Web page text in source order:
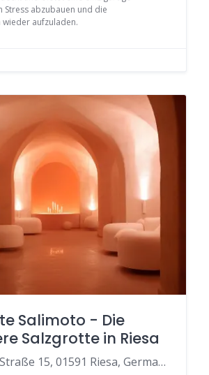
Stress abzubauen und die
wieder aufzuladen.
Salimoto - Die
Salzgrotte in Riesa
Reußner Straße 15, 01591 Riesa, Germany